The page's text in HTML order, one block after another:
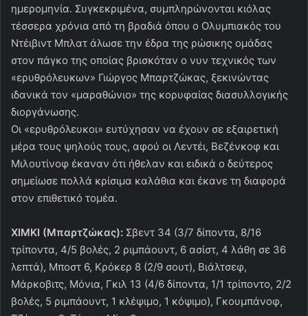
ημερομηνία. Συγκεκριμένα, συμπληρώνονται κιόλας
τέσσερα χρόνια από τη βραδιά όπου ο Ολυμπιακός του
Ντέιβιντ Μπλατ άλωσε την έδρα της ρώσικης ομάδας
στον πάγκο της οποίας βρισκόταν ο νυν τεχνικός των
«ερυθρόλευκων» Γιώργος Μπαρτζώκας, ξεκινώντας
ιδανικά τον «μαραθώνιο» της κορυφαίας διασυλλογικής
διοργάνωσης.
Οι «ερυθρόλευκοι» ευτύχησαν να έχουν σε εξαιρετική
μέρα τους ψηλούς τους, αφού οι Λεντέι, Βεζένκοφ και
Μιλουτίνοφ έκαναν ότι ήθελαν και ειδικά ο δεύτερος
σημείωσε πολλά κρίσιμα καλάθια και έκανε τη διαφορά
στον επιθετικό τομέα.
ΧΙΜΚΙ (Μπαρτζώκας): Σβεντ 34 (3/7 δίποντα, 8/16
τρίποντα, 4/5 βολές, 2 ριμπάουντ, 6 ασίστ, 4 λάθη σε 36
λεπτά), Μποστ 6, Κρόκερ 8 (2/9 σουτ), Βιάλτσεφ,
Μάρκοβιτς, Μόνια, Γκιλ 13 (4/6 δίποντα, 1/1 τρίποντο, 2/2
βολές, 5 ριμπάουντ, 1 κλέψιμο, 1 κόψιμο), Γκουμπάνοφ,